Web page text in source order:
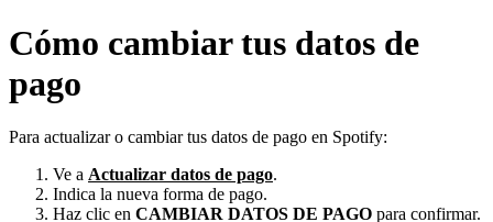
Cómo cambiar tus datos de
pago
Para actualizar o cambiar tus datos de pago en Spotify:
Ve a Actualizar datos de pago.
Indica la nueva forma de pago.
Haz clic en CAMBIAR DATOS DE PAGO para confirmar.